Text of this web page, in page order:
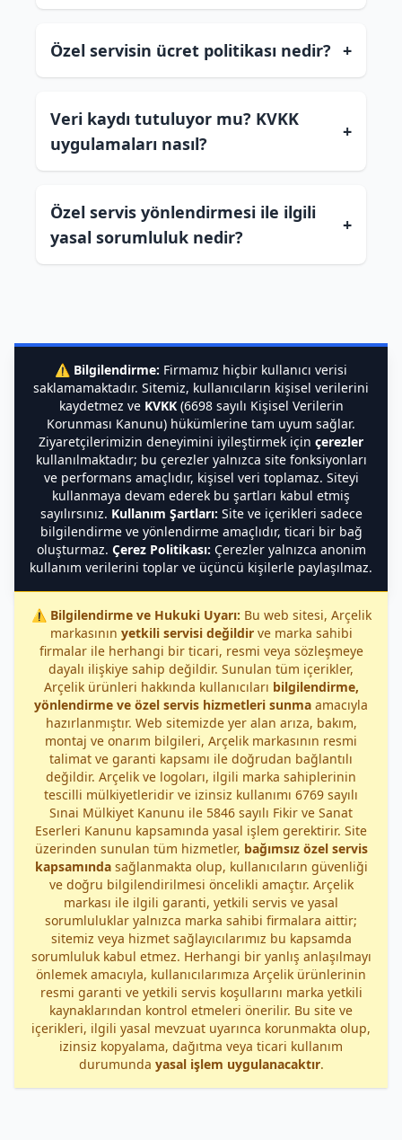
Özel servisin ücret politikası nedir? +
Veri kaydı tutuluyor mu? KVKK
uygulamaları nasıl?
+
Özel servis yönlendirmesi ile ilgili
yasal sorumluluk nedir?
+
⚠️ Bilgilendirme: Firmamız hiçbir kullanıcı verisi
saklamamaktadır. Sitemiz, kullanıcıların kişisel verilerini
kaydetmez ve KVKK(6698 sayılı Kişisel Verilerin
Korunması Kanunu) hükümlerine tam uyum sağlar.
Ziyaretçilerimizin deneyimini iyileştirmek için çerezler
kullanılmaktadır; bu çerezler yalnızca site fonksiyonları
ve performans amaçlıdır, kişisel veri toplamaz. Siteyi
kullanmaya devam ederek bu şartları kabul etmiş
sayılırsınız. Kullanım Şartları: Site ve içerikleri sadece
bilgilendirme ve yönlendirme amaçlıdır, ticari bir bağ
oluşturmaz. Çerez Politikası: Çerezler yalnızca anonim
kullanım verilerini toplar ve üçüncü kişilerle paylaşılmaz.
⚠️ Bilgilendirme ve Hukuki Uyarı: Bu web sitesi, Arçelik
markasının yetkili servisi değildirve marka sahibi
firmalar ile herhangi bir ticari, resmi veya sözleşmeye
dayalı ilişkiye sahip değildir. Sunulan tüm içerikler,
Arçelik ürünleri hakkında kullanıcıları bilgilendirme,
yönlendirme ve özel servis hizmetleri sunma amacıyla
hazırlanmıştır. Web sitemizde yer alan arıza, bakım,
montaj ve onarım bilgileri, Arçelik markasının resmi
talimat ve garanti kapsamı ile doğrudan bağlantılı
değildir. Arçelik ve logoları, ilgili marka sahiplerinin
tescilli mülkiyetleridir ve izinsiz kullanımı 6769 sayılı
Sınai Mülkiyet Kanunu ile 5846 sayılı Fikir ve Sanat
Eserleri Kanunu kapsamında yasal işlem gerektirir. Site
üzerinden sunulan tüm hizmetler, bağımsız özel servis
kapsamındasağlanmakta olup, kullanıcıların güvenliği
ve doğru bilgilendirilmesi öncelikli amaçtır. Arçelik
markası ile ilgili garanti, yetkili servis ve yasal
sorumluluklar yalnızca marka sahibi firmalara aittir;
sitemiz veya hizmet sağlayıcılarımız bu kapsamda
sorumluluk kabul etmez. Herhangi bir yanlış anlaşılmayı
önlemek amacıyla, kullanıcılarımıza Arçelik ürünlerinin
resmi garanti ve yetkili servis koşullarını marka yetkili
kaynaklarından kontrol etmeleri önerilir. Bu site ve
içerikleri, ilgili yasal mevzuat uyarınca korunmakta olup,
izinsiz kopyalama, dağıtma veya ticari kullanım
durumunda yasal işlem uygulanacaktır.